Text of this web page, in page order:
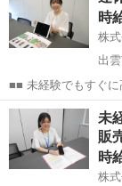
録!! ■■...
時
株
出
■■ 未経験でもすぐ
なので、すぐに高収
なんてキャリアアップも目指せます
録!! ■■...
島根 出雲市
未
販
時
株